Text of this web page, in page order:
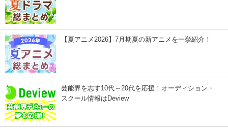
【夏アニメ2026】7月期夏の新アニメを一挙紹介！
芸能界を志す10代～20代を応援！オーディション・
スクール情報はDeview